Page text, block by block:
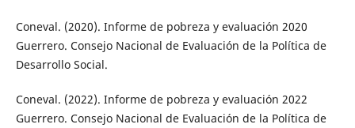
Coneval. (2020). Informe de pobreza y evaluación 2020
Guerrero. Consejo Nacional de Evaluación de la Política de
Desarrollo Social.
Coneval. (2022). Informe de pobreza y evaluación 2022
Guerrero. Consejo Nacional de Evaluación de la Política de